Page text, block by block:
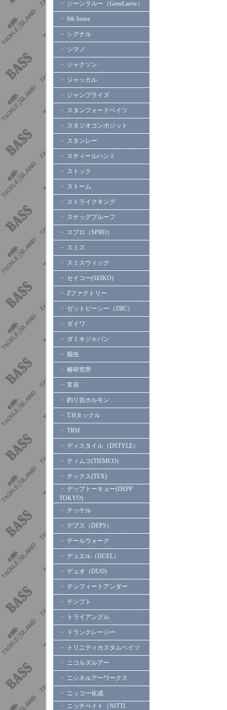
・ ジーンラルー（GeneLarew）
・ 6th Sense
・ シグナル
・ シマノ
・ ジャクソン
・ ジャッカル
・ ジャンプライズ
・ スタンフォードベイツ
・ スタジオコンポジット
・ スタンレー
・ スティールハント
・ ストック
・ ストーム
・ ストライクキング
・ スナッグプルーフ
・ スプロ（SPRO）
・ スミス
・ スミスウィック
・ セイコー(SEIKO)
・ Zファクトリー
・ ゼットビーシー（ZBC）
・ ダイワ
・ ダミキジャパン
・ 痴虫
・ 椿研究所
・ 常吉
・ 釣り吉ホルモン
・ T.Hタックル
・ TRM
・ ディスタイル（DSTYLE）
・ ティムコ(TIEMCO)
・ テックス(TEX)
・ デップトーキョー(DEPP
TOKYO)
・ テッケル
・ デプス（DEPS）
・ テールウォーク
・ デュエル（DUEL）
・ デュオ（DUO)
・ テンフィートアンダー
・ テンプト
・ トライアングル
・ ドランクレージー
・ トリニティカスタムベイツ
・ ニコルズルアー
・ ニシネルアーワークス
・ ニッコー化成
・ ニッチベイト（NITTI